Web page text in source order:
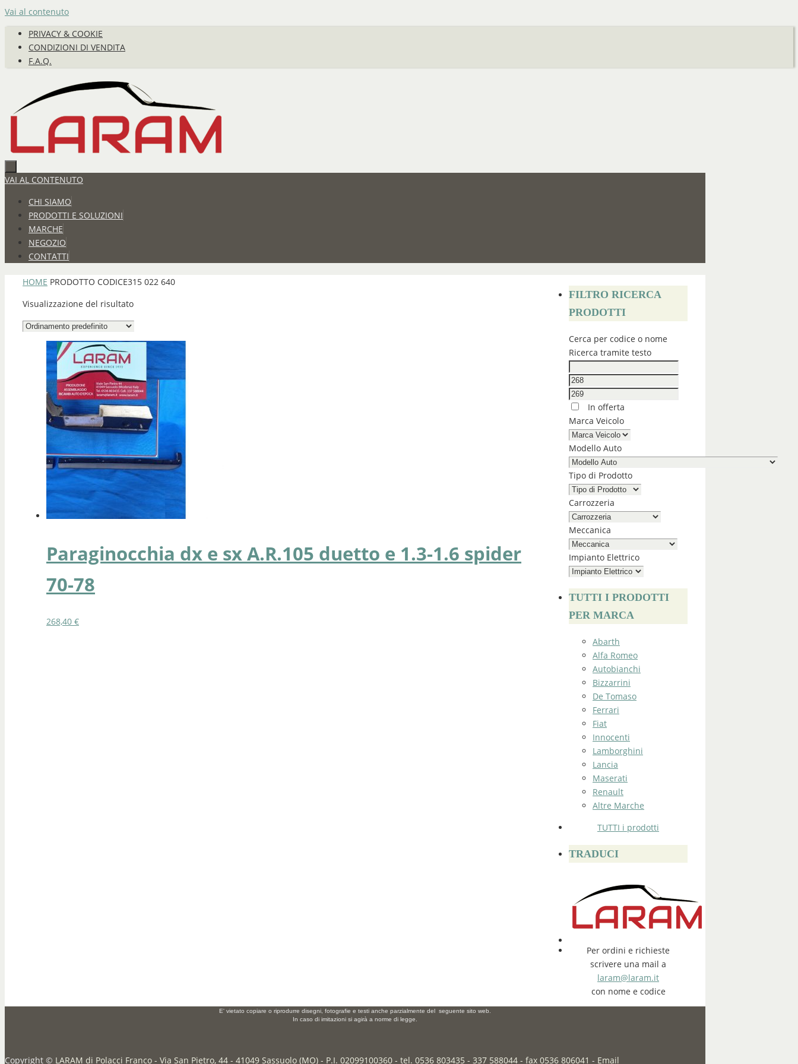
Vai al contenuto
PRIVACY & COOKIE
CONDIZIONI DI VENDITA
F.A.Q.
VAI AL CONTENUTO
CHI SIAMO
PRODOTTI E SOLUZIONI
MARCHE
NEGOZIO
CONTATTI
HOME PRODOTTO CODICE315 022 640
Visualizzazione del risultato
Paraginocchia dx e sx A.R.105 duetto e 1.3-1.6 spider
70-78
268,40 €
FILTRO RICERCA
PRODOTTI
Cerca per codice o nome
Ricerca tramite testo
In offerta
Marca Veicolo
Modello Auto
Tipo di Prodotto
Carrozzeria
Meccanica
Impianto Elettrico
TUTTI I PRODOTTI
PER MARCA
Abarth
Alfa Romeo
Autobianchi
Bizzarrini
De Tomaso
Ferrari
Fiat
Innocenti
Lamborghini
Lancia
Maserati
Renault
Altre Marche
TUTTI i prodotti
TRADUCI
Per ordini e richieste
scrivere una mail a
laram@laram.it
con nome e codice
E' vietato copiare o riprodurre disegni, fotografie e testi anche parzialmente del seguente sito web.
In caso di imitazioni si agirà a norme di legge.
Copyright © LARAM di Polacci Franco - Via San Pietro, 44 - 41049 Sassuolo (MO) - P.I. 02099100360 - tel. 0536 803435 - 337 588044 - fax 0536 806041 - Email